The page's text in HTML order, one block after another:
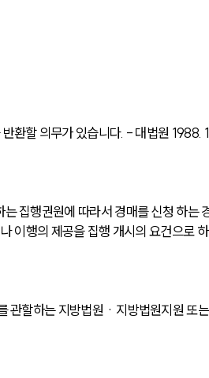
환할 의무가 있습니다. - 대법원 1988.
집행권원에 따라서 경매를 신청 하는
이행의 제공을 집행 개시의 요건으로
관할하는 지방법원ㆍ지방법원지원 또